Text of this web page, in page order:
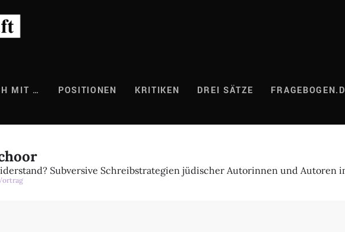
MIT … POSITIONEN KRITIKEN DREI SÄTZE
Subversive Schreibstrategien jüdischer Autorinnen und Autoren